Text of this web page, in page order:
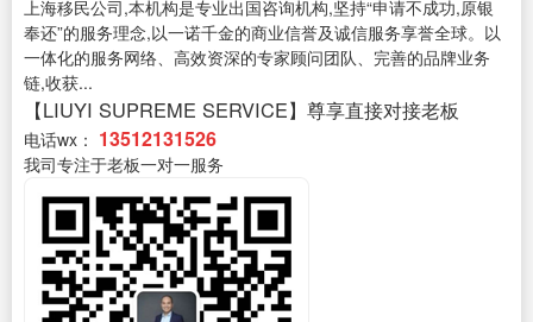
上海移民公司,本机构是专业出国咨询机构,坚持“申请不成功,原银
奉还”的服务理念,以一诺千金的商业信誉及诚信服务享誉全球。以
一体化的服务网络、高效资深的专家顾问团队、完善的品牌业务
链,收获...
【LIUYI SUPREME SERVICE】尊享直接对接老板
电话wx： 13512131526
我司专注于老板一对一服务